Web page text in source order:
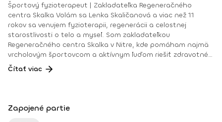
Športový fyzioterapeut | Zakladateľka Regeneračného
centra Skalka Volám sa Lenka Skaličanová a viac než 11
rokov sa venujem fyzioterapii, regenerácii a celostnej
starostlivosti o telo a myseľ. Som zakladateľkou
Regeneračného centra Skalka v Nitre, kde pomáham najmä
vrcholovým športovcom a aktívnym ľuďom riešiť zdravotné
problémy, predchádzať zraneniam a zlepšovať výkonnosť.
Verím, že telo a myseľ sú neoddeliteľne prepojené. Preto
pomôcť nielen fyzicky, ale aj psychicky zvládať tlak, stres a
športové výzvy. Každý človek je jedinečný – preto ku
Čítať viac
Zapojené partie